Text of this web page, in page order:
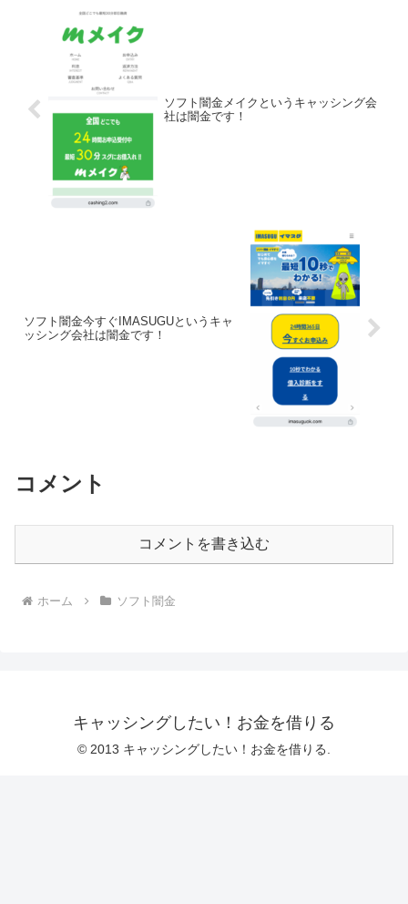
ソフト闇金メイクというキャッシング会
社は闇金です！
ソフト闇金今すぐIMASUGUというキャ
ッシング会社は闇金です！
コメント
コメントを書き込む
ホーム ソフト闇金
キャッシングしたい！お金を借りる
© 2013 キャッシングしたい！お金を借りる.